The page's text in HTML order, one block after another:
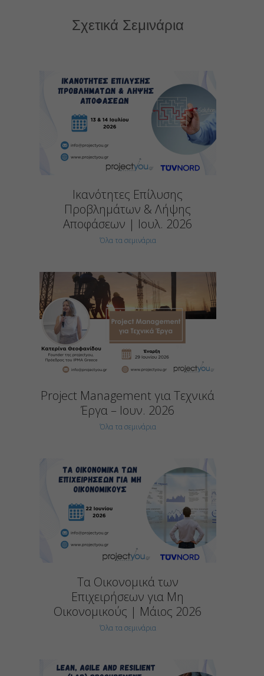
Σχετικά Σεμινάρια
Ικανότητες Επίλυσης
Προβλημάτων & Λήψης
Αποφάσεων | Ιουλ. 2026
Όλα τα σεμινάρια
Project Management για Τεχνικά
Έργα – Ιουν. 2026
Όλα τα σεμινάρια
Τα Οικονομικά των
Επιχειρήσεων για Μη
Οικονομικούς | Μάιος 2026
Όλα τα σεμινάρια